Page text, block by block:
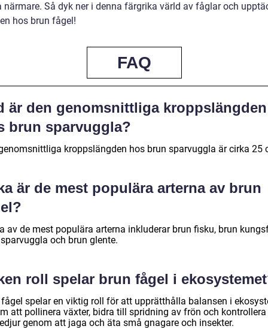
närmare. Så dyk ner i denna färgrika värld av fåglar och
hos brun fågel!
FAQ
är den genomsnittliga kroppslängden
brun sparvuggla?
kroppslängden hos brun sparvuggla är cirka 25
är de mest populära arterna av brun
av de mest populära arterna inkluderar brun fisku, brun
och brun glente.
roll spelar brun fågel i
spelar en viktig roll för att upprätthålla balansen i
att pollinera växter, bidra till spridning av frön och kontrollera
genom att jaga och äta små gnagare och insekter.